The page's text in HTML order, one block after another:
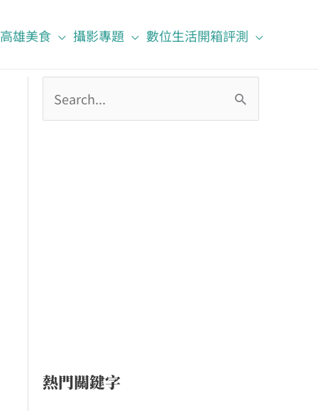
高雄美食 攝影專題 數位生活開箱評測
熱門關鍵字